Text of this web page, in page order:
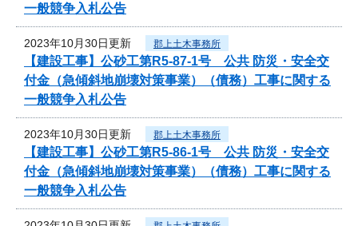
一般競争入札公告
2023年10月30日更新 郡上土木事務所
【建設工事】公砂工第R5-87-1号 公共 防災・安全交
付金（急傾斜地崩壊対策事業）（債務）工事に関する
一般競争入札公告
2023年10月30日更新 郡上土木事務所
【建設工事】公砂工第R5-86-1号 公共 防災・安全交
付金（急傾斜地崩壊対策事業）（債務）工事に関する
一般競争入札公告